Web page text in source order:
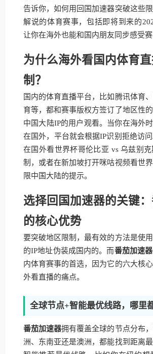
告诉你，如何用回国加速器突破这些
解说的体育赛事，包括即将到来的
让你在海外也能和国内朋友同步感受赛
为什么海外看国内体育
制？
国内的体育直播平台，比如腾讯体育
育等，都和赛事版权方签订了地区性
中国大陆IP的用户观看。当你在海外
在国外，平台就会根据IP识别拒绝访
在国外看世界杯哥伦比亚 vs 乌兹别
制，或者在新加坡打开咪咕视频看世
限中国大陆的提示。
选择回国加速器的关键
的核心优势
要突破地区限制，最有效的方法是使
的IP地址伪装成国内的。而番茄加速器
内体育赛事的首选，因为它的六大核
外看直播的痛点。
全球节点+智能最优线路，哪里
番茄加速器拥有覆盖全球的节点分布
洲、东南亚还是澳洲，都能找到距离